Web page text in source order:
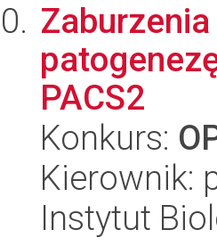
PACS2
Konkurs:
Kierownik:
Instytut